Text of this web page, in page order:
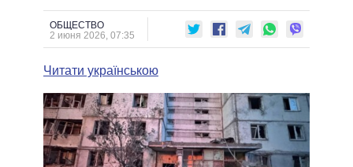
МЭРЫ
ВСЕ ПЕРСОНЫ
СРАВНЕНИЕ ПОЛИТИКОВ
ОБЩЕСТВО
2 июня 2026, 07:35
Читати українською